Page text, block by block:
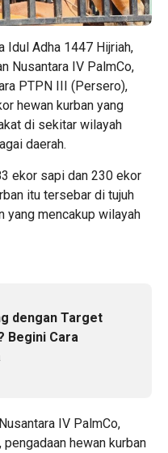
Idul Adha 1447 Hijriah,
Nusantara IV PalmCo,
PTPN III (Persero),
hewan kurban yang
di sekitar wilayah
daerah.
ekor sapi dan 230 ekor
itu tersebar di tujuh
yang mencakup wilayah
dengan Target
Begini Cara
IV PalmCo,
hewan kurban